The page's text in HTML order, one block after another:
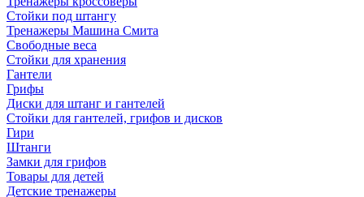
Стойки под штангу
Тренажеры Машина Смита
Свободные веса
Стойки для хранения
Гантели
Грифы
Диски для штанг и гантелей
Стойки для гантелей, грифов и дисков
Гири
Штанги
Замки для грифов
Товары для детей
Детские тренажеры